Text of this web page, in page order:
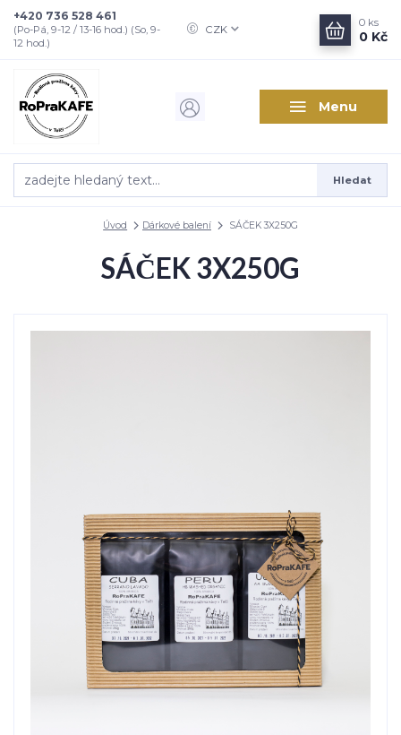
Menu
CZK
Hledat
+420 736 528 461
(Po-Pá, 9-12 / 13-16 hod.) (So, 9-
12 hod.)
0 ks
0 Kč
Úvod Dárkové balení SÁČEK 3X250G
SÁČEK 3X250G